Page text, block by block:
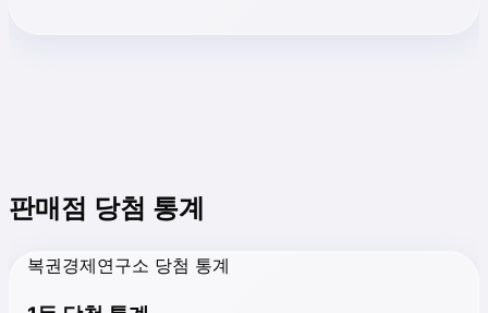
판매점 당첨 통계
복권경제연구소 당첨 통계